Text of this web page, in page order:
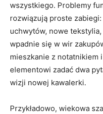
wszystkiego. Problemy
rozwiązują proste
uchwytów, nowe
wpadnie się w wir
mieszkanie z notatnikiem
elementowi zadać dwa
wizji nowej kawalerki.
Przykładowo, wiekowa